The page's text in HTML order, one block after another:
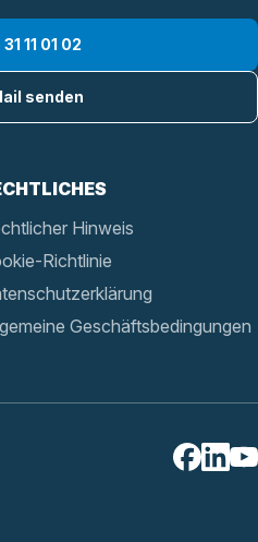
Hinweis
Richtlinie
Geschäftsbedingungen
11 01 02
senden